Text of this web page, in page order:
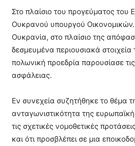
Στο πλαίσιο του προγεύματος του
Ουκρανού υπουργού Οικονομικών.
Ουκρανία, στο πλαίσιο της
δεσμευμένα περιουσιακά
πολωνική προεδρία παρουσίασε
ασφάλειας.
Εν συνεχεία συζητήθηκε το θέμα
ανταγωνιστικότητα της
τις σχετικές νομοθετικές
και ότι προσβλέπει σε μια